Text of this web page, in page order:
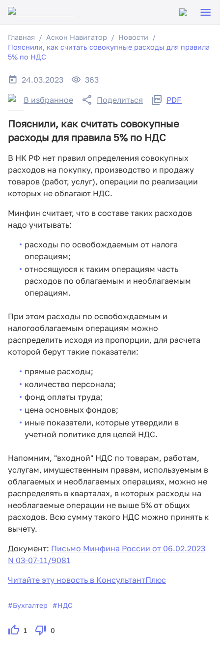
Главная Аскон Навигатор
Новости
Пояснили, как считать совокупные расходы для правила
5% по НДС
24.03.2023 363
В избранное Поделиться PDF
Пояснили, как считать совокупные
расходы для правила 5% по НДС
В НК РФ нет правил определения совокупных
расходов на покупку, производство и продажу
товаров (работ, услуг), операции по реализации
которых не облагают НДС.
Минфин считает, что в составе таких расходов
надо учитывать:
расходы по освобождаемым от налога
операциям;
относящуюся к таким операциям часть
расходов по облагаемым и необлагаемым
операциям.
При этом расходы по освобождаемым и
налогооблагаемым операциям можно
распределить исходя из пропорции, для расчета
которой берут такие показатели:
прямые расходы;
количество персонала;
фонд оплаты труда;
цена основных фондов;
иные показатели, которые утвердили в
учетной политике для целей НДС.
Напомним, "входной" НДС по товарам, работам,
услугам, имущественным правам, используемым в
облагаемых и необлагаемых операциях, можно не
распределять в кварталах, в которых расходы на
необлагаемые операции не выше 5% от общих
расходов. Всю сумму такого НДС можно принять к
вычету.
Документ: Письмо Минфина России от 06.02.2023
N 03-07-11/9081
Читайте эту новость в КонсультантПлюс
#Бухгалтер #НДС
1 0